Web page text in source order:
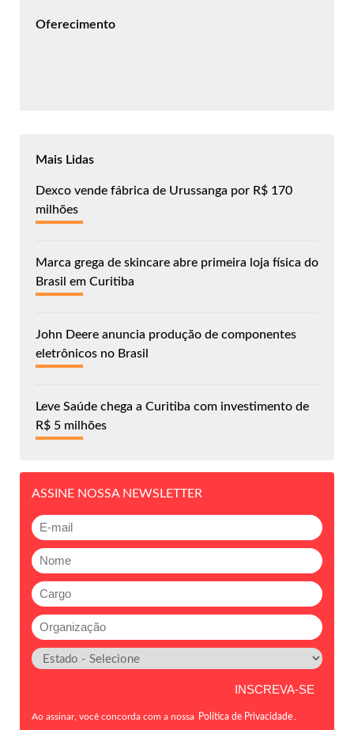
Oferecimento
Mais Lidas
Dexco vende fábrica de Urussanga por R$ 170
milhões
Marca grega de skincare abre primeira loja física do
Brasil em Curitiba
John Deere anuncia produção de componentes
eletrônicos no Brasil
Leve Saúde chega a Curitiba com investimento de
R$ 5 milhões
ASSINE NOSSA NEWSLETTER
Ao assinar, você concorda com a nossa Política de Privacidade